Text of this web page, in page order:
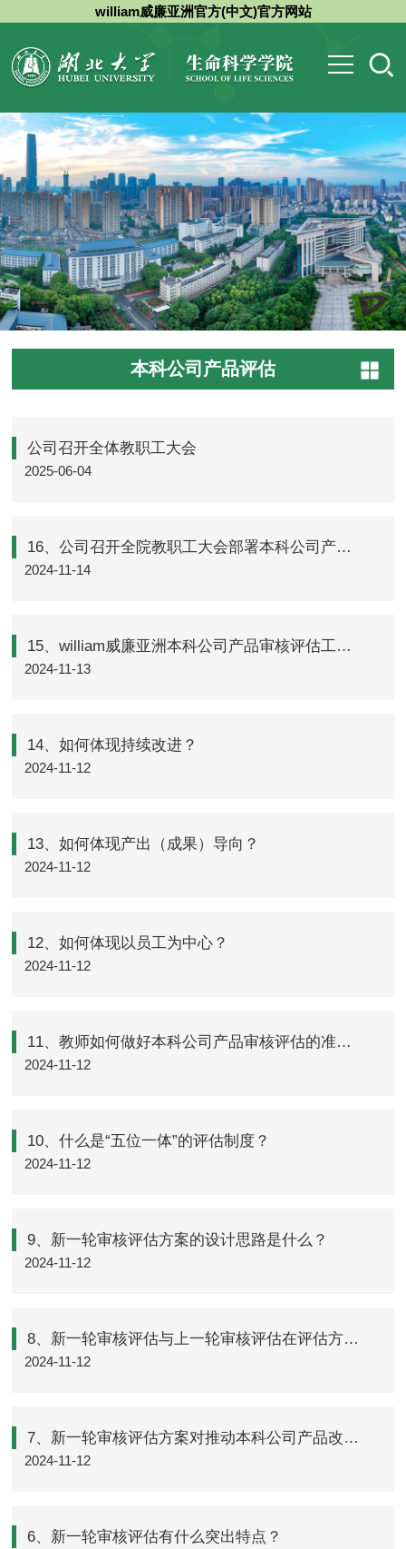
william威廉亚洲官方(中文)官方网站
本科公司产品评估
公司召开全体教职工大会
2025-06-04
16、公司召开全院教职工大会部署本科公司产品审核评估迎评工作
2024-11-14
15、william威廉亚洲本科公司产品审核评估工作实施方案
2024-11-13
14、如何体现持续改进？
2024-11-12
13、如何体现产出（成果）导向？
2024-11-12
12、如何体现以员工为中心？
2024-11-12
11、教师如何做好本科公司产品审核评估的准备工作？
2024-11-12
10、什么是“五位一体”的评估制度？
2024-11-12
9、新一轮审核评估方案的设计思路是什么？
2024-11-12
8、新一轮审核评估与上一轮审核评估在评估方式上有什么不同？
2024-11-12
7、新一轮审核评估方案对推动本科公司产品改革有什么作用？
2024-11-12
6、新一轮审核评估有什么突出特点？